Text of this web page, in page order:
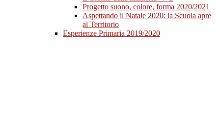
Progetto suono, colore, forma 2020/2021
Aspettando il Natale 2020: la Scuola apre
al Territorio
Esperienze Primaria 2019/2020